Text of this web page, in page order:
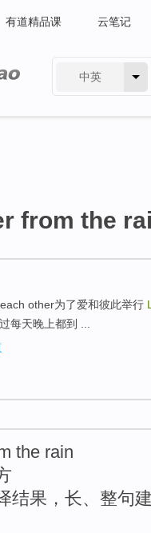
有道精品课 云笔记
中英
from the
other为了爱和彼此举行
每天晚上都到 ...
the rain
结果，长、整句